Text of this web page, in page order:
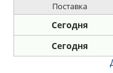
Поставка
Сегодня
Сегодня